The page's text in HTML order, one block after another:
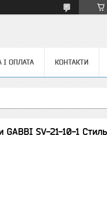
І ОПЛАТА КОНТАКТИ
GABBI SV-21-10-1